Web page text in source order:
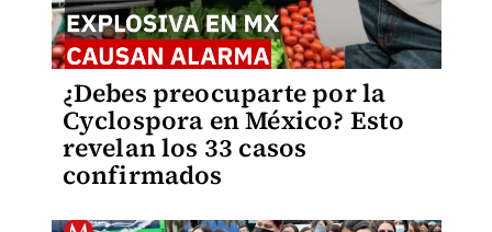
¿Debes preocuparte por la
Cyclospora en México? Esto
revelan los 33 casos
confirmados